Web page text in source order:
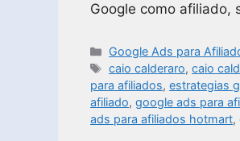
Google como afiliado,
Google Ads para
caio calderaro,caio
para afiliados, estrategias
afiliado, google ads para
ads para afiliados hotmart,